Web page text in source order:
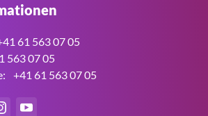
61 563 07 05
563 07 05
+41 61 563 07 05